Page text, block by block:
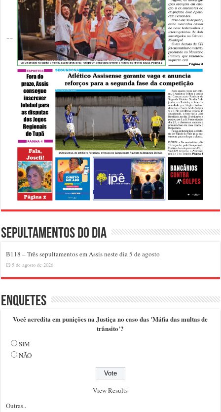
Sepultamentos do dia
B118 – Três sepultamentos em Assis neste dia 5 de agosto
5 de agosto de 2026
Enquetes
Você acredita em punições na Justiça no caso das 'Máfia das multas de
trânsito'?
SIM
NÃO
View Results
Outras..